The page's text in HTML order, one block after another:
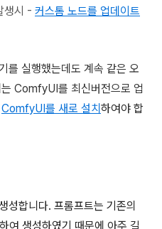
생시 - 커스톰 노드를 업데이트
를 실행했는데도 계속 같은 오
ComfyUI를 최신버전으로 업
ComfyUI를 새로 설치하여야 합
성합니다. 프롬프트는 기존의
여 생성하였기 때문에 아주 길